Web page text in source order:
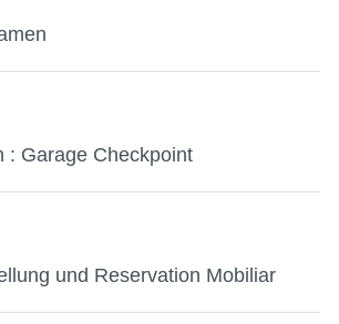
: Garage Checkpoint
und Reservation Mobiliar